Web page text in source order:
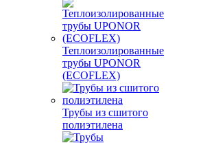
Теплоизолированные
трубы UPONOR
(ECOFLEX)
Трубы из сшитого
полиэтилена